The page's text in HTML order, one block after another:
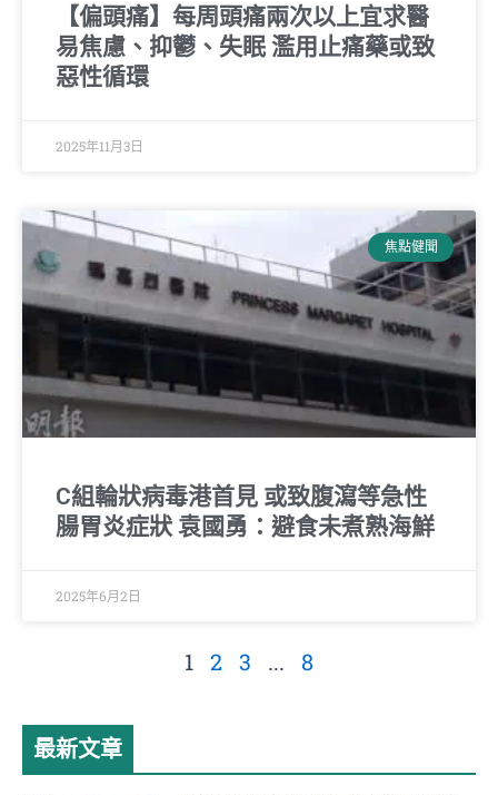
【偏頭痛】每周頭痛兩次以上宜求醫
易焦慮、抑鬱、失眠 濫用止痛藥或致
惡性循環
2025年11月3日
焦點健聞
C組輪狀病毒港首見 或致腹瀉等急性
腸胃炎症狀 袁國勇：避食未煮熟海鮮
2025年6月2日
1 2 3 ... 8
最新文章